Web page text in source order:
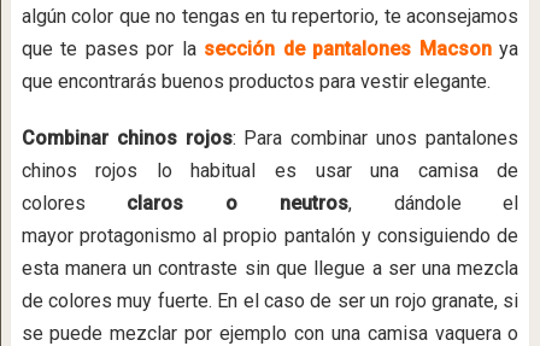
algún color que no tengas en tu repertorio, te aconsejamos
que te pases por la sección de pantalones Macsonya
que encontrarás buenos productos para vestir elegante.
Combinar chinos rojos: Para combinar unos pantalones
chinos rojos lo habitual es usar una camisa de
colores claros o neutros, dándole el
mayor protagonismo al propio pantalón y consiguiendo de
esta manera un contraste sin que llegue a ser una mezcla
de colores muy fuerte. En el caso de ser un rojo granate, si
se puede mezclar por ejemplo con una camisa vaquera o